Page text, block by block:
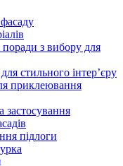
поради з вибору для
стильного інтер’єру
приклеювання
застосування
підлоги